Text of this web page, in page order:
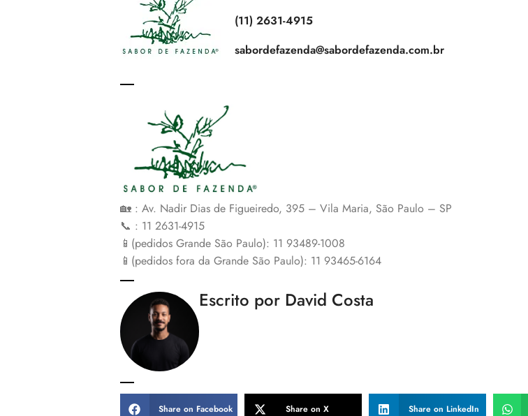
(11) 2631-4915
sabordefazenda@sabordefazenda.com.br
🏡 : Av. Nadir Dias de Figueiredo, 395 – Vila Maria, São Paulo – SP
📞 : 11 2631-4915
📱(pedidos Grande São Paulo): 11 93489-1008
📱(pedidos fora da Grande São Paulo): 11 93465-6164
Escrito por David Costa
Share on Facebook Share on X Share on LinkedIn